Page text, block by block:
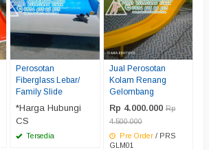
Perosotan
Fiberglass Lebar/
Family Slide
*Harga Hubungi
CS
Tersedia
Jual Perosotan
Kolam Renang
Gelombang
Rp 4.000.000 Rp
4.500.000
Pre Order/ PRS
GLM01